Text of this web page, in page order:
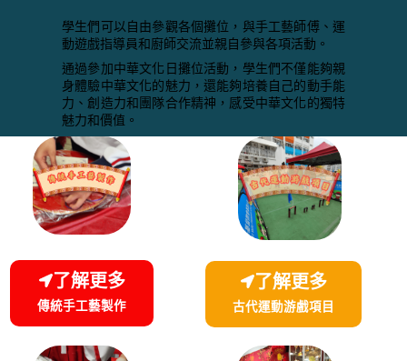
學生們可以自由參觀各個攤位，與手工藝師傅、運
動遊戲指導員和廚師交流並親自參與各項活動。
通過參加中華文化日攤位活動，學生們不僅能夠親
身體驗中華文化的魅力，還能夠培養自己的動手能
力、創造力和團隊合作精神，感受中華文化的獨特
魅力和價值。
了解更多
傳統手工藝製作
了解更多
古代運動游戲項目